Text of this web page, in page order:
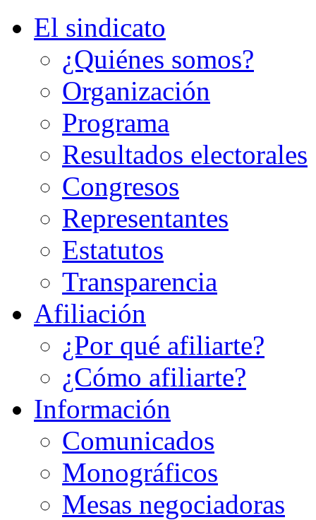
El sindicato
¿Quiénes somos?
Organización
Programa
Resultados electorales
Congresos
Representantes
Estatutos
Transparencia
Afiliación
¿Por qué afiliarte?
¿Cómo afiliarte?
Información
Comunicados
Monográficos
Mesas negociadoras